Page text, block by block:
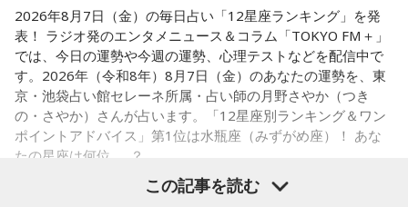
る」という気づきを得て、掃除の時間に机の上で松田聖子さ
んの「青い珊瑚礁」を歌いながら一発芸を披露。最初は教室
が静まり返ったものの、その後は「あんなに無口だった転校
生が急に変なことをやり出した」と話題になり、「お前、お
もろいな」「遊ぼうや」と友達の輪が一気に広がったといい
ます。
この出来事をきっかけに、「笑いは武器になる」と実感。
「自分を認めてもらうには、人を笑わせればいい」という体
験が、芸人としての原点になったと振り返ります。
2026年8月7日（金）の毎日占い「12星座ランキング」を発
表！ ラジオ発のエンタメニュース＆コラム「TOKYO FM＋」
では、今日の運勢や今週の運勢、心理テストなどを配信中で
す。2026年（令和8年）8月7日（金）のあなたの運勢を、東
京・池袋占い館セレーネ所属・占い師の月野さやか（つき
の・さやか）さんが占います。「12星座別ランキング＆ワン
ポイントアドバイス」第1位は水瓶座（みずがめ座）！ あな
たの星座は何位……？
この記事を読む